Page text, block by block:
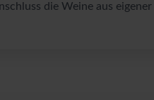
die Weine aus